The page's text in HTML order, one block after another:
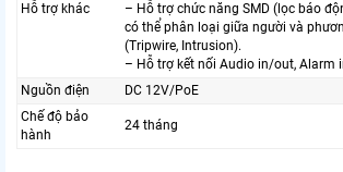
Hỗ trợ khác
– Hỗ trợ chức năng SMD (lọc báo
có thể phân loại giữa người và
(Tripwire, Intrusion).
– Hỗ trợ kết nối Audio in/out, Alarm
Nguồn điện
DC 12V/PoE
Chế độ bảo
hành
24 tháng